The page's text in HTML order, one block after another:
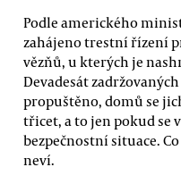
Podle amerického
zahájeno trestní řízení
vězňů, u kterých je
Devadesát
propuštěno, domů se
třicet, a to jen pokud se
bezpečnostní situace.
neví.